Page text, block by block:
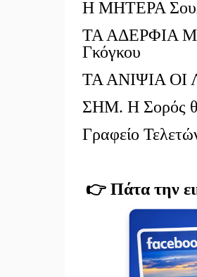
Η ΜΗΤΕΡΑ
ΤΑ ΑΔΕΡΦΙΑ
Γκόγκου
ΤΑ ΑΝΙΨΙΑ ΟΙ
ΣΗΜ. Η Σορός
Γραφείο
👉 Πάτα την